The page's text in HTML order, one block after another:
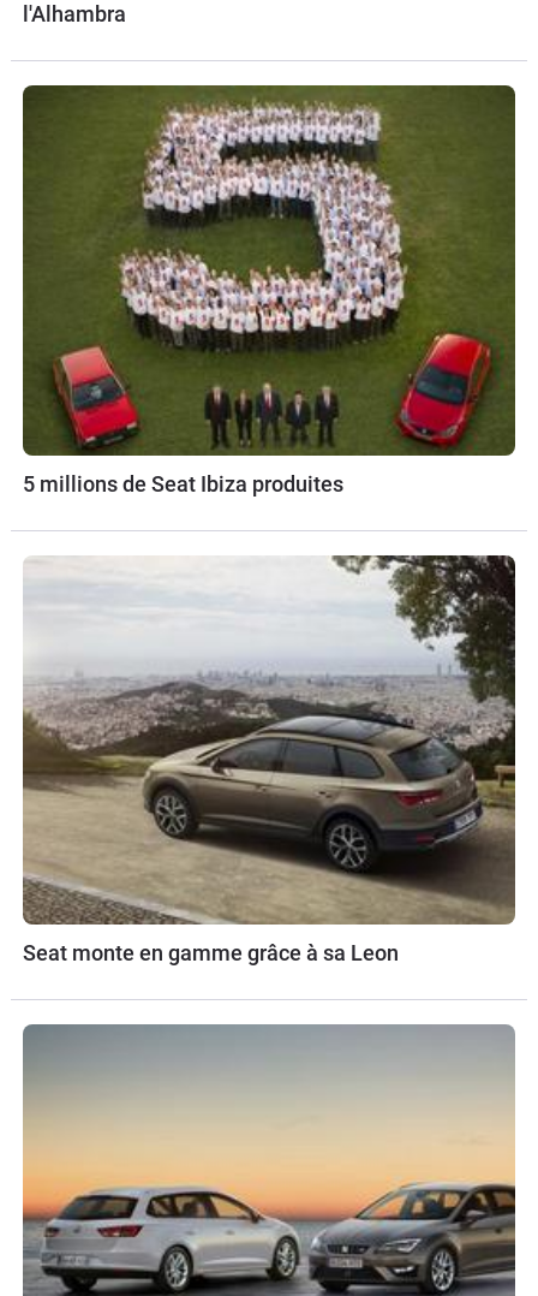
l'Alhambra
5 millions de Seat Ibiza produites
Seat monte en gamme grâce à sa Leon